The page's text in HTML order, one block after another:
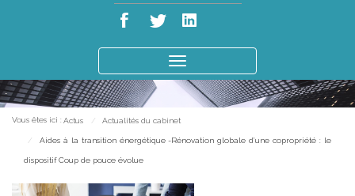
le
menu
Vous êtes ici : Actus Actualités du cabinet
Aides à la transition énergétique -Rénovation globale d’une copropriété : le
dispositif Coup de pouce évolue